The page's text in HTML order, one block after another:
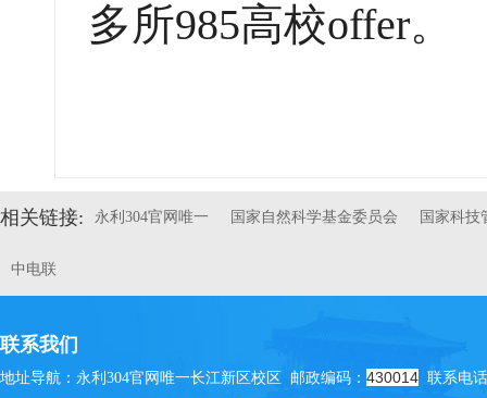
多所985高校offer。
相关链接: 永利304官网唯一 国家自然科学基金委员会 国家科
中电联
联系我们
地址导航：永利304官网唯一长江新区校区 邮政编码： 430014 联系电